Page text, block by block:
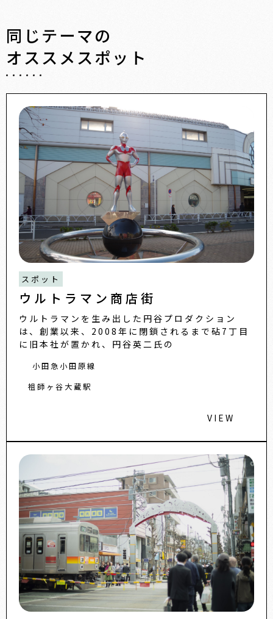
同じテーマの
オススメスポット
スポット
ウルトラマン商店街
ウルトラマンを生み出した円谷プロダクション
は、創業以来、2008年に閉鎖されるまで砧7丁目
に旧本社が置かれ、円谷英二氏の
小田急小田原線
祖師ヶ谷大蔵駅
VIEW